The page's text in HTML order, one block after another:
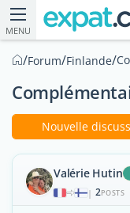
MENU
/Forum/Finlande/
Nouvelle
Valérie Hutin
| 2POSTS